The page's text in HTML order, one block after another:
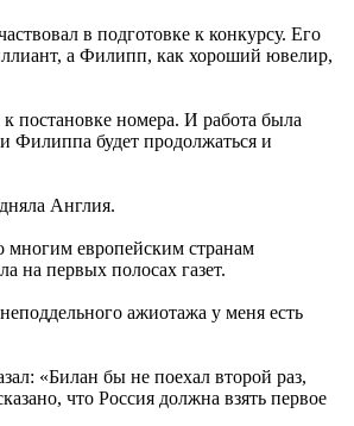
в подготовке к конкурсу. Его
а Филипп, как хороший ювелир,
постановке номера. И работа была
Филиппа будет продолжаться и
Англия.
европейским странам
первых полосах газет.
ажиотажа у меня есть
«Билан бы не поехал второй раз,
что Россия должна взять первое